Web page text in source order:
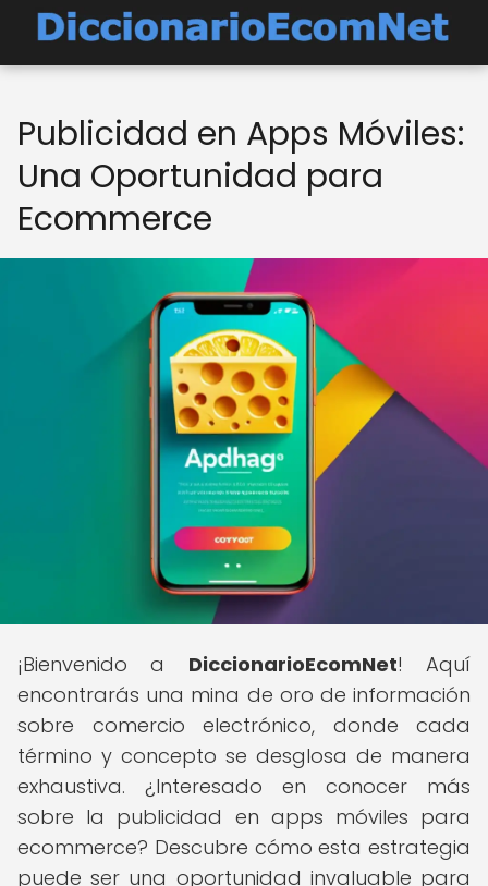
Publicidad en Apps Móviles:
Una Oportunidad para
Ecommerce
¡Bienvenido a DiccionarioEcomNet! Aquí
encontrarás una mina de oro de información
sobre comercio electrónico, donde cada
término y concepto se desglosa de manera
exhaustiva. ¿Interesado en conocer más
sobre la publicidad en apps móviles para
ecommerce? Descubre cómo esta estrategia
puede ser una oportunidad invaluable para